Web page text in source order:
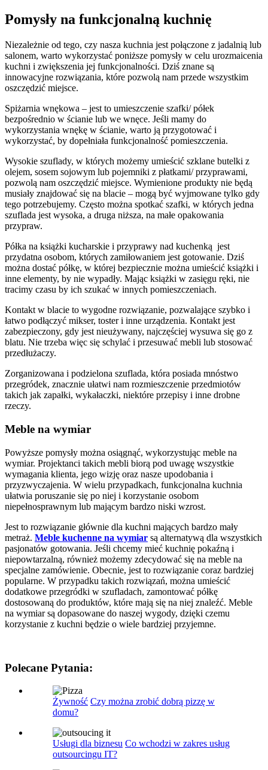
Pomysły na funkcjonalną kuchnię
Niezależnie od tego, czy nasza kuchnia jest połączone z jadalnią lub
salonem, warto wykorzystać poniższe pomysły w celu urozmaicenia
kuchni i zwiększenia jej funkcjonalności. Dziś znane są
innowacyjne rozwiązania, które pozwolą nam przede wszystkim
oszczędzić miejsce.
Spiżarnia wnękowa – jest to umieszczenie szafki/ półek
bezpośrednio w ścianie lub we wnęce. Jeśli mamy do
wykorzystania wnękę w ścianie, warto ją przygotować i
wykorzystać, by dopełniała funkcjonalność pomieszczenia.
Wysokie szuflady, w których możemy umieścić szklane butelki z
olejem, sosem sojowym lub pojemniki z płatkami/ przyprawami,
pozwolą nam oszczędzić miejsce. Wymienione produkty nie będą
musiały znajdować się na blacie – mogą być wyjmowane tylko gdy
tego potrzebujemy. Często można spotkać szafki, w których jedna
szuflada jest wysoka, a druga niższa, na małe opakowania
przypraw.
Półka na książki kucharskie i przyprawy nad kuchenką jest
przydatna osobom, których zamiłowaniem jest gotowanie. Dziś
można dostać półkę, w której bezpiecznie można umieścić książki i
inne elementy, by nie wypadły. Mając książki w zasięgu ręki, nie
tracimy czasu by ich szukać w innych pomieszczeniach.
Kontakt w blacie to wygodne rozwiązanie, pozwalające szybko i
łatwo podłączyć mikser, toster i inne urządzenia. Kontakt jest
zabezpieczony, gdy jest nieużywany, najczęściej wysuwa się go z
blatu. Nie trzeba więc się schylać i przesuwać mebli lub stosować
przedłużaczy.
Zorganizowana i podzielona szuflada, która posiada mnóstwo
przegródek, znacznie ułatwi nam rozmieszczenie przedmiotów
takich jak zapałki, wykałaczki, niektóre przepisy i inne drobne
rzeczy.
Meble na wymiar
Powyższe pomysły można osiągnąć, wykorzystując meble na
wymiar. Projektanci takich mebli biorą pod uwagę wszystkie
wymagania klienta, jego wizję oraz nasze upodobania i
przyzwyczajenia. W wielu przypadkach, funkcjonalna kuchnia
ułatwia poruszanie się po niej i korzystanie osobom
niepełnosprawnym lub mającym bardzo niski wzrost.
Jest to rozwiązanie głównie dla kuchni mających bardzo mały
metraż. Meble kuchenne na wymiar są alternatywą dla wszystkich
pasjonatów gotowania. Jeśli chcemy mieć kuchnię pokaźną i
niepowtarzalną, również możemy zdecydować się na meble na
specjalne zamówienie. Obecnie, jest to rozwiązanie coraz bardziej
popularne. W przypadku takich rozwiązań, można umieścić
dodatkowe przegródki w szufladach, zamontować półkę
dostosowaną do produktów, które mają się na niej znaleźć. Meble
na wymiar są dopasowane do naszej wygody, dzięki czemu
korzystanie z kuchni będzie o wiele bardziej przyjemne.
Polecane Pytania:
Żywność Czy można zrobić dobrą pizzę w
domu?
Usługi dla biznesu Co wchodzi w zakres usług
outsourcingu IT?